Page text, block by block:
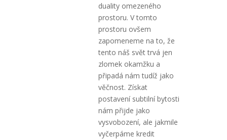
duality omezeného
prostoru. V tomto
prostoru ovšem
zapomeneme na to, že
tento náš svět trvá jen
zlomek okamžku a
připadá nám tudíž jako
věčnost. Získat
postavení subtilní bytosti
nám přijde jako
vysvobození, ale jakmile
vyčerpáme kredit